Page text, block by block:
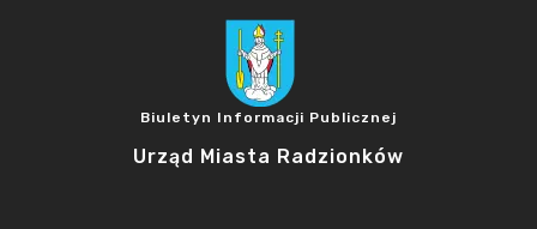
Biuletyn Informacji Publicznej
Urząd Miasta Radzionków